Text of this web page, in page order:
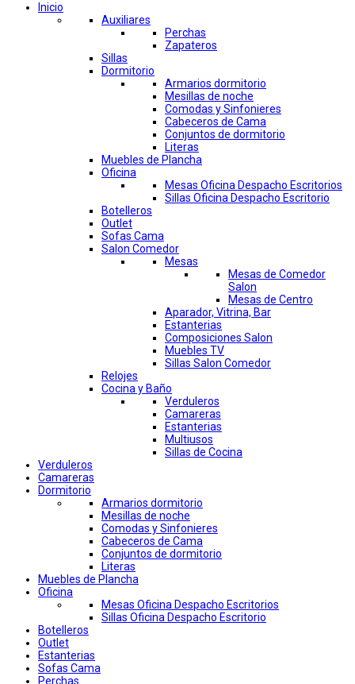
Inicio
Auxiliares
Perchas
Zapateros
Sillas
Dormitorio
Armarios dormitorio
Mesillas de noche
Comodas y Sinfonieres
Cabeceros de Cama
Conjuntos de dormitorio
Literas
Muebles de Plancha
Oficina
Mesas Oficina Despacho Escritorios
Sillas Oficina Despacho Escritorio
Botelleros
Outlet
Sofas Cama
Salon Comedor
Mesas
Mesas de Comedor
Salon
Mesas de Centro
Aparador, Vitrina, Bar
Estanterias
Composiciones Salon
Muebles TV
Sillas Salon Comedor
Relojes
Cocina y Baño
Verduleros
Camareras
Estanterias
Multiusos
Sillas de Cocina
Verduleros
Camareras
Dormitorio
Armarios dormitorio
Mesillas de noche
Comodas y Sinfonieres
Cabeceros de Cama
Conjuntos de dormitorio
Literas
Muebles de Plancha
Oficina
Mesas Oficina Despacho Escritorios
Sillas Oficina Despacho Escritorio
Botelleros
Outlet
Estanterias
Sofas Cama
Perchas